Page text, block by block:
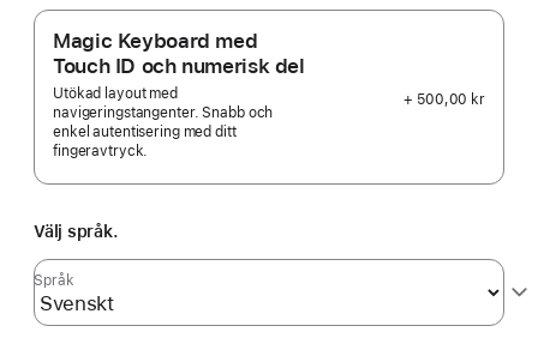
Magic Keyboard med
Touch ID och numerisk del
Utökad layout med
navigeringstangenter. Snabb och
enkel autentisering med ditt
fingeravtryck.
+ 500,00 kr
Välj språk.
Språk